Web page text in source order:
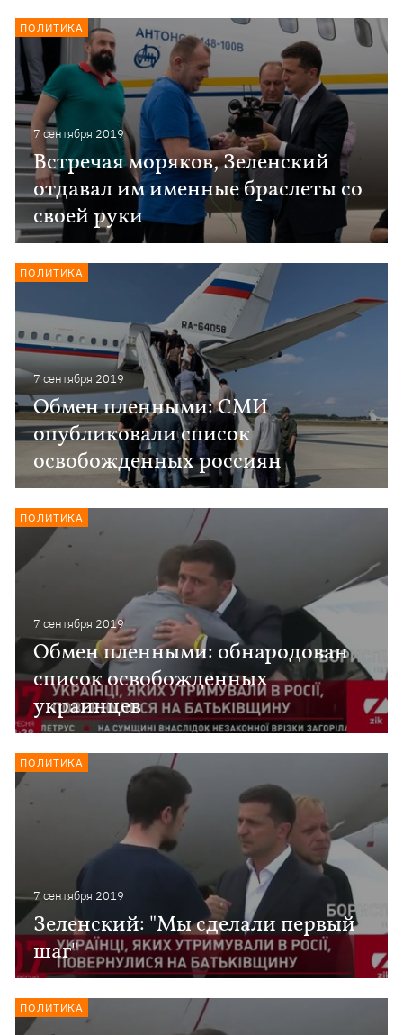
7 сентября 2019
Встречая моряков, Зеленский
отдавал им именные браслеты со
своей руки
ПОЛИТИКА
7 сентября 2019
Обмен пленными: СМИ
опубликовали список
освобожденных россиян
ПОЛИТИКА
7 сентября 2019
Обмен пленными: обнародован
список освобожденных
украинцев
ПОЛИТИКА
7 сентября 2019
Зеленский: "Мы сделали первый
шаг"
ПОЛИТИКА
ПОЛИТИКА